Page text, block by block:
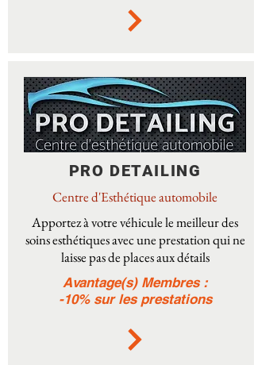
PRO DETAILING
Centre d'Esthétique automobile
Apportez à votre véhicule le meilleur des
soins esthétiques avec une prestation qui ne
laisse pas de places aux détails
Avantage(s) Membres :
-10% sur les prestations